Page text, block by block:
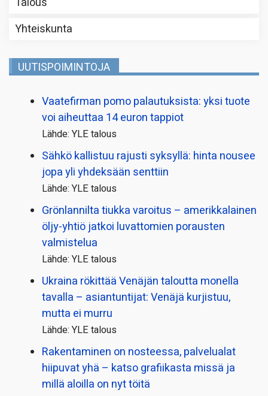
Yhteiskunta
UUTISPOIMINTOJA
Vaatefirman pomo palautuksista: yksi tuote
voi aiheuttaa 14 euron tappiot
Lähde: YLE talous
Sähkö kallistuu rajusti syksyllä: hinta nousee
jopa yli yhdeksään senttiin
Lähde: YLE talous
Grönlannilta tiukka varoitus – amerikkalainen
öljy-yhtiö jatkoi luvattomien porausten
valmistelua
Lähde: YLE talous
Ukraina rökittää Venäjän taloutta monella
tavalla – asiantuntijat: Venäjä kurjistuu,
mutta ei murru
Lähde: YLE talous
Rakentaminen on nosteessa, palvelualat
hiipuvat yhä – katso grafiikasta missä ja
millä aloilla on nyt töitä